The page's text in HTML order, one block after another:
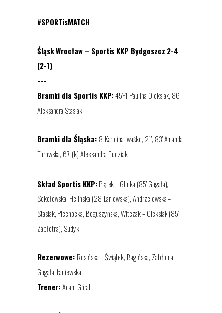
#SPORTisMATCH
Śląsk Wrocław – Sportis KKP Bydgoszcz 2-4
(2-1)
---
Bramki dla Sportis KKP:45’+1 Paulina Oleksiak, 86’
Aleksandra Stasiak
Bramki dla Śląska: 8’ Karolina Iwaśko, 21’, 83’ Amanda
Turowska, 67’(k)Aleksandra Dudziak
---
Skład Sportis KKP:Piątek – Glinka (85’ Gugała),
Sokołowska, Helinska (28’ Łaniewska), Andrzejewska –
Stasiak, Piechocka, Boguszyńska, Witczak – Oleksiak (85’
Zabłotna), Sudyk
Rezerwowe: Rosińska – Świątek, Bagińska, Zabłotna,
Gugała, Łaniewska
Trener:Adam Góral
---